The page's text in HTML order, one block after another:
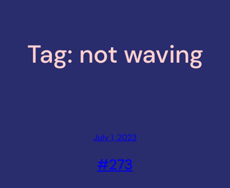
Tag: not waving
July 1, 2023
#273